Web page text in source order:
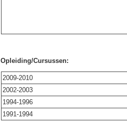
Opleiding/Cursussen:
2009-2010
2002-2003
1994-1996
1991-1994